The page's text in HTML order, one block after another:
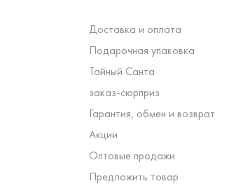
Доставка и оплата
Подарочная упаковка
Тайный Санта
заказ-сюрприз
Гарантия, обмен и возврат
Акции
Оптовые продажи
Предложить товар